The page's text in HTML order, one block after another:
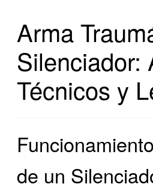
Arma
Silenciador:
Técnicos y
de un